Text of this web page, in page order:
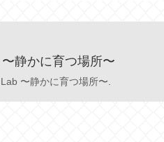
静かに育つ場所〜
〜静かに育つ場所〜.